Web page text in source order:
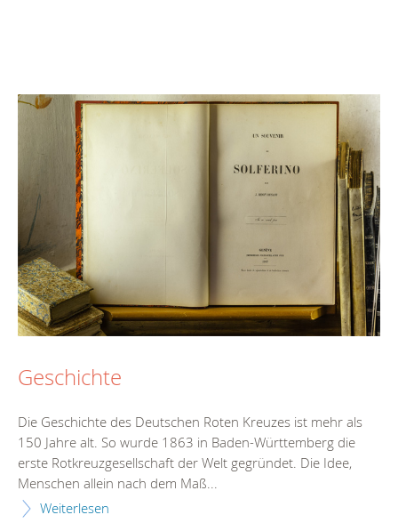
Geschichte
Die Geschichte des Deutschen Roten Kreuzes ist mehr als
150 Jahre alt. So wurde 1863 in Baden-Württemberg die
erste Rotkreuzgesellschaft der Welt gegründet. Die Idee,
Menschen allein nach dem Maß...
Weiterlesen